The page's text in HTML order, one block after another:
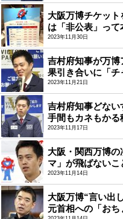
大阪万博チケッ
は「非公表」って
2023年11月30日
吉村府知事が万
果引き合いに「
2023年11月21日
吉村府知事どない
手間もカネもかる
2023年11月17日
大阪・関西万博
マ」が飛ばない
2023年11月14日
大阪万博“言い出
元首相への「お